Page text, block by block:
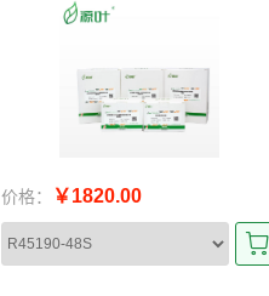
价格： ￥1820.00